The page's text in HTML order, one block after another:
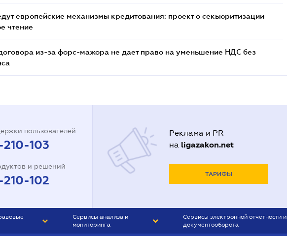
европейские механизмы кредитования: проект о секьюритизации
чтение
из-за форс-мажора не дает право на уменьшение НДС без
пользователей
103
и решений
102
Реклама и PR
на ligazakon.net
ТАРИФЫ
Сервисы анализа и
мониторинга
Сервисы электронной отчетности и
документооборота